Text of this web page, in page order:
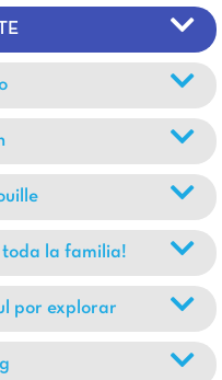
toda la familia!
por explorar